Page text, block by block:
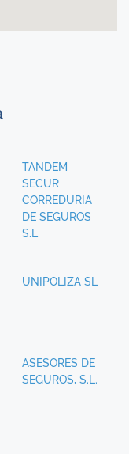
TANDEM
SECUR
CORREDURIA
DE SEGUROS
S.L.
UNIPOLIZA SL
ASESORES DE
SEGUROS, S.L.